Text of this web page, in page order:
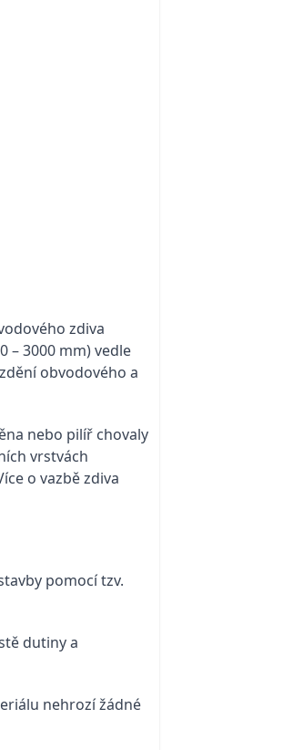
zdiva
– 3000 mm) vedle
obvodového a
nebo pilíř chovaly
vrstvách
o vazbě zdiva
pomocí tzv.
dutiny a
nehrozí žádné